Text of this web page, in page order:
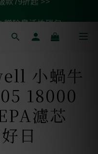
送一 >>
小蝸牛
18000
濾芯
日